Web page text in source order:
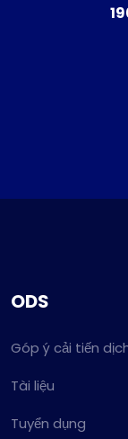
ODS
Góp ý cải tiến
Tài liệu
Tuyển dụng